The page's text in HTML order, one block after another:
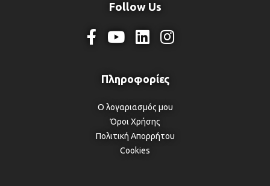
Follow Us
Ο λογαριασμός μου
Όροι Χρήσης
Πολιτική Απορρήτου
Cookies